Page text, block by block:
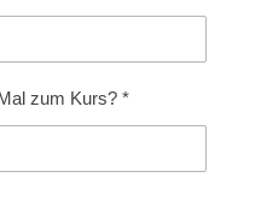
zum Kurs? *